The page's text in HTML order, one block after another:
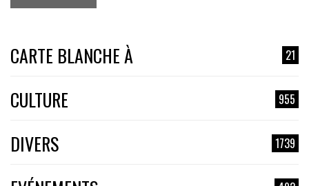
CARTE BLANCHE À 21
CULTURE 955
DIVERS 1739